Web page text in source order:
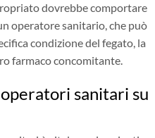
dovrebbe comportare
operatore sanitario, che può
condizione del fegato, la
farmaco concomitante.
sanitari su